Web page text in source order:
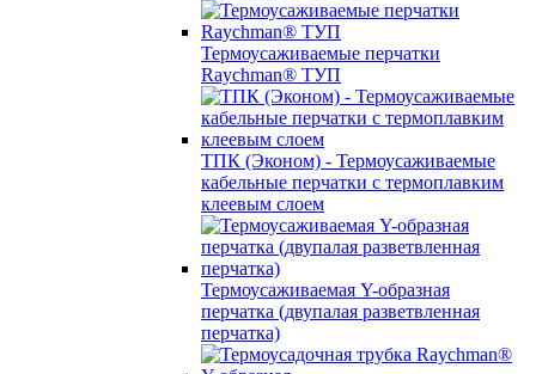
Термоусаживаемые перчатки
Raychman® ТУП
ТПК (Эконом) - Термоусаживаемые
кабельные перчатки с термоплавким
клеевым слоем
Термоусаживаемая Y-образная
перчатка (двупалая разветвленная
перчатка)